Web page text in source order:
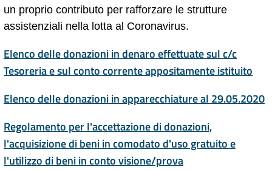
un proprio contributo per rafforzare le strutture
assistenziali nella lotta al Coronavirus.
Elenco delle donazioni in denaro effettuate sul c/c
Tesoreria e sul conto corrente appositamente istituito
Elenco delle donazioni in apparecchiature al 29.05.2020
Regolamento per l'accettazione di donazioni,
l'acquisizione di beni in comodato d'uso gratuito e
l'utilizzo di beni in conto visione/prova